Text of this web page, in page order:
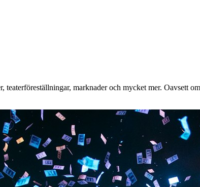
marknader och mycket mer. Oavsett